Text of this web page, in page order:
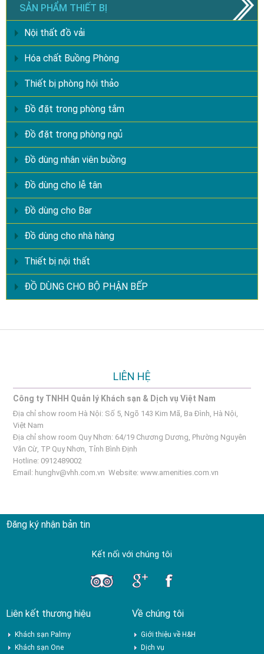
SẢN PHẨM THIẾT BỊ
Nội thất đồ vải
Hóa chất Buồng Phòng
Thiết bị phòng hội thảo
Đồ đặt trong phòng tắm
Đồ đặt trong phòng ngủ
Đồ dùng nhân viên buồng
Đồ dùng cho lễ tân
Đồ dùng cho Bar
Đồ dùng cho nhà hàng
Thiết bị nội thất
ĐỒ DÙNG CHO BỘ PHẬN BẾP
LIÊN HỆ
Công ty TNHH Quản lý Khách sạn & Dịch vụ Việt Nam
Địa chỉ show room Hà Nội: Số 5, Ngõ 143 Kim Mã, Ba Đình, Hà Nội,
Việt Nam
Địa chỉ show room Quy Nhơn: 64/19 Chương Dương, Phường Nguyên
Văn Cừ, TP Quy Nhơn, Tỉnh Bình Định
Hotline: 0912489002
Email: hunghv@vhh.com.vn Website:www.amenities.com.vn
Đăng ký nhận bản tin
Kết nối với chúng tôi
Liên kết thương hiệu
Khách sạn Palmy
Khách sạn One
Về chúng tôi
Giới thiệu về H&H
Dịch vụ